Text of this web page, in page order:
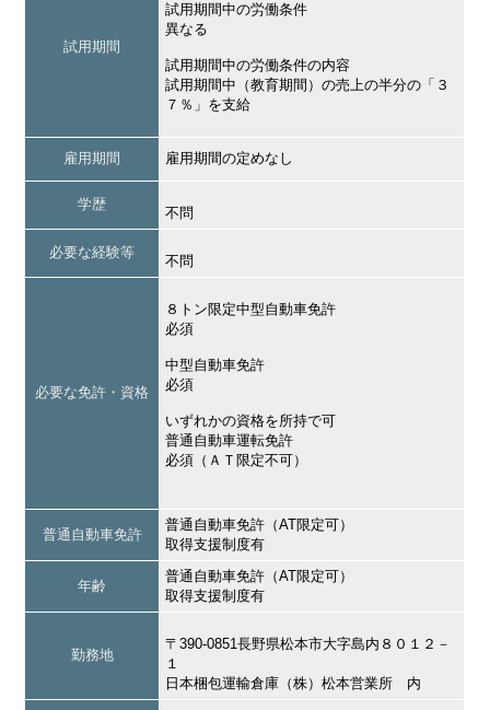
試用期間
試用期間中の労働条件
異なる
試用期間中の労働条件の内容
試用期間中（教育期間）の売上の半分の「３
７％」を支給
雇用期間 雇用期間の定めなし
学歴
不問
必要な経験等
不問
必要な免許・資格
８トン限定中型自動車免許
必須
中型自動車免許
必須
いずれかの資格を所持で可
普通自動車運転免許
必須（ＡＴ限定不可）
普通自動車免許
普通自動車免許（AT限定可）
取得支援制度有
年齢
普通自動車免許（AT限定可）
取得支援制度有
勤務地
〒390-0851長野県松本市大字島内８０１２－
１
日本梱包運輸倉庫（株）松本営業所 内